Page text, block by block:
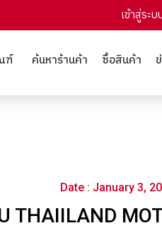
เข้าสู่ระบ
ฑ์ ค้นหาร้านค้า ซื้อสินค้า
Date : January 3,
THAIILAND